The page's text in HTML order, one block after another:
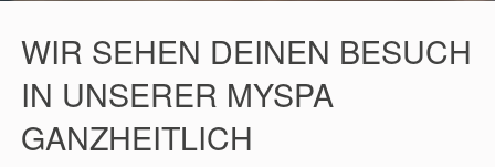
WIR SEHEN DEINEN BESUCH
IN UNSERER MYSPA
GANZHEITLICH